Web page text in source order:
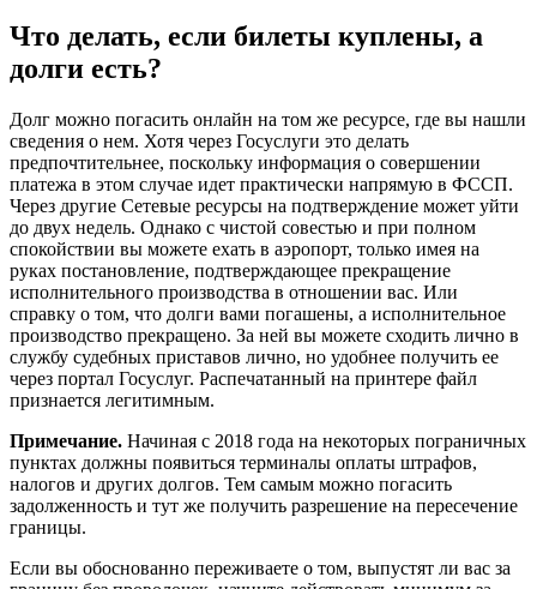
Что делать, если билеты куплены, а
долги есть?
Долг можно погасить онлайн на том же ресурсе, где вы нашли
сведения о нем. Хотя через Госуслуги это делать
предпочтительнее, поскольку информация о совершении
платежа в этом случае идет практически напрямую в ФССП.
Через другие Сетевые ресурсы на подтверждение может уйти
до двух недель. Однако с чистой совестью и при полном
спокойствии вы можете ехать в аэропорт, только имея на
руках постановление, подтверждающее прекращение
исполнительного производства в отношении вас. Или
справку о том, что долги вами погашены, а исполнительное
производство прекращено. За ней вы можете сходить лично в
службу судебных приставов лично, но удобнее получить ее
через портал Госуслуг. Распечатанный на принтере файл
признается легитимным.
Примечание. Начиная с 2018 года на некоторых пограничных
пунктах должны появиться терминалы оплаты штрафов,
налогов и других долгов. Тем самым можно погасить
задолженность и тут же получить разрешение на пересечение
границы.
Если вы обоснованно переживаете о том, выпустят ли вас за